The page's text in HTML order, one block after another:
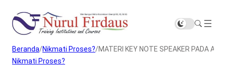
Beranda/Nikmati Proses?/MATERI KEY NOTE SPEAKER PADA
Nikmati Proses?